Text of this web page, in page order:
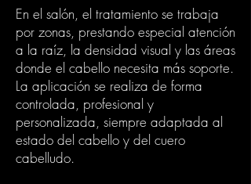
En el salón, el tratamiento se trabaja
por zonas, prestando especial atención
a la raíz, la densidad visual y las áreas
donde el cabello necesita más soporte.
La aplicación se realiza de forma
controlada, profesional y
personalizada, siempre adaptada al
estado del cabello y del cuero
cabelludo.